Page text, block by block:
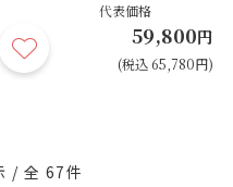
代表価格
59,800円
(税込 65,780円)
/ 全 67件